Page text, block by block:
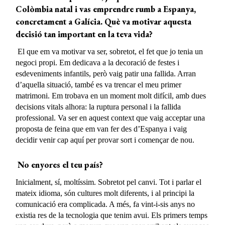
Colòmbia natal i vas emprendre rumb a Espanya,
concretament a Galícia. Què vamotivar aquesta
decisió tan important en la teva vida?
El que em va motivar va ser, sobretot, el fet que jo tenia un
negoci propi. Em dedicava a la decoració de festes i
esdeveniments infantils, però vaig patir una fallida. Arran
d’aquella situació, també es va trencar el meu primer
matrimoni. Em trobava en un moment molt difícil, amb dues
decisions vitals alhora: la ruptura personal i la fallida
professional. Va ser en aquest context que vaig acceptar una
proposta de feina que em van fer des d’Espanya i vaig
decidir venir cap aquí per provar sort i començar de nou.
No enyores el teu país?
Inicialment, sí, moltíssim. Sobretot pel canvi. Tot i parlar el
mateix idioma, són cultures molt diferents, i al principi la
comunicació era complicada. A més, fa vint-i-sis anys no
existia res de la tecnologia que tenim avui. Els primers temps